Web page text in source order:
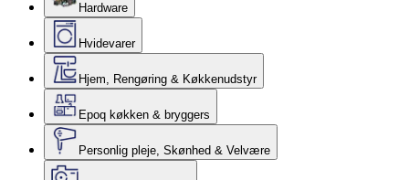
Hardware
Hvidevarer
Hjem, Rengøring & Køkkenudstyr
Epoq køkken & bryggers
Personlig pleje, Skønhed & Velvære